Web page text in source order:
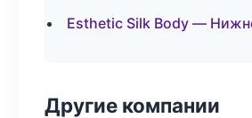
Esthetic Silk Body —
Другие компании